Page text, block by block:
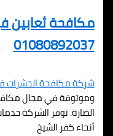
مكافحة ثعابين
01080892037
شركة مكافحة الحشرات
وموثوقة في مجال
الضارة. توفر الشركة
أنحاء كفر الشيخ